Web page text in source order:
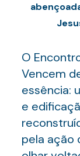
O
Vencem
essência:
e
pela ação